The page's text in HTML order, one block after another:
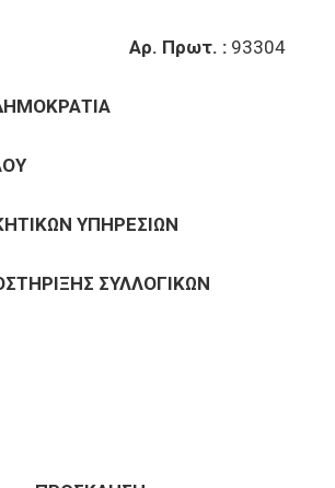
Αρ. Πρωτ. : 93304
ΥΠΗΡΕΣΙΩΝ
ΣΥΛΛΟΓΙΚΩΝ